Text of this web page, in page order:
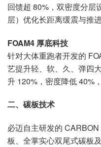
回馈超 80%，双密度分层
层）优化长距离缓震与推进
FOAM4 厚底科技
针对大体重跑者开发的
艺提升轻、软、久、弹四
升 120%，密度降低 40%
二、碳板技术
必迈自主研发的
板、全掌实心双尾式碳板